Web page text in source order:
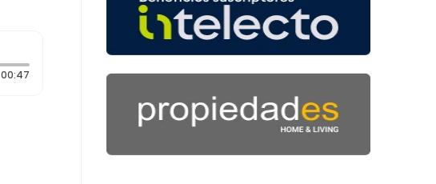
00:47Duración: 47 segundos